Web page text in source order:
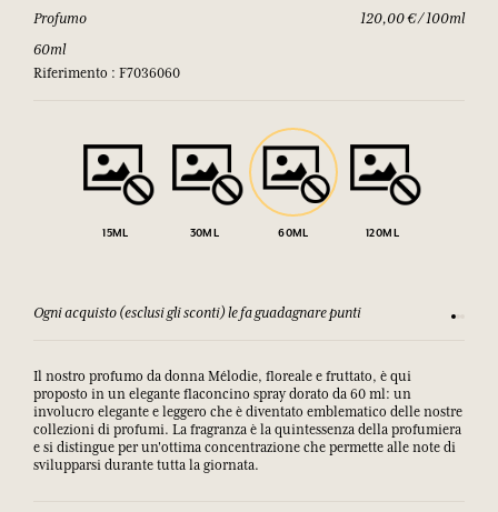
Profumo
60ml
Riferimento : F7036060
120,00 € / 100ml
15ML 30ML 60ML 120ML
Ogni acquisto (esclusi gli sconti) le fa guadagnare punti
Il nostro profumo da donna Mélodie, floreale e fruttato, è qui
proposto in un elegante flaconcino spray dorato da 60 ml: un
involucro elegante e leggero che è diventato emblematico delle nostre
collezioni di profumi. La fragranza è la quintessenza della profumiera
e si distingue per un'ottima concentrazione che permette alle note di
svilupparsi durante tutta la giornata.